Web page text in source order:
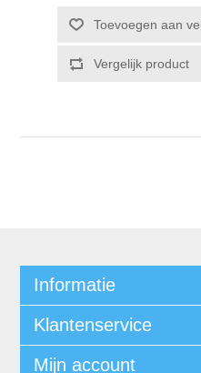
Informatie
Klantenservice
Mijn account